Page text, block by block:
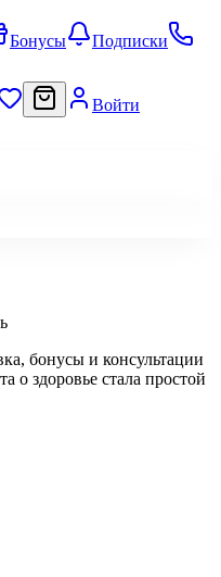
Бонусы
Подписки
Войти
бонусы и консультации
о здоровье стала простой